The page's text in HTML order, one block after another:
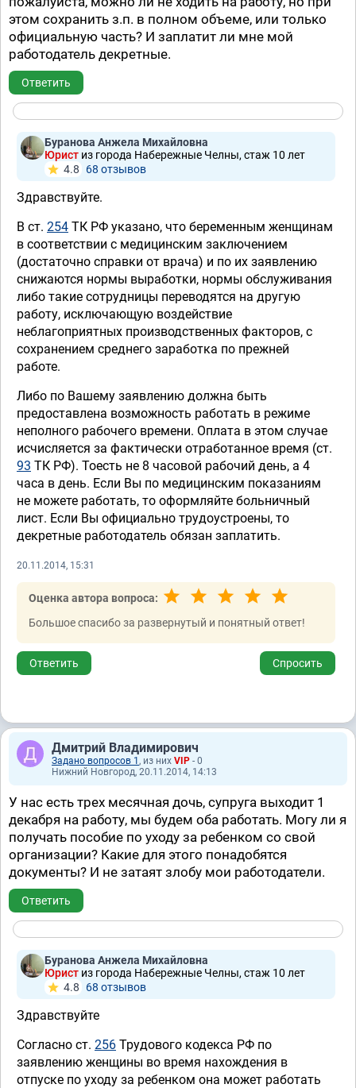
этом сохранить з.п. в полном объеме, или только
официальную часть? И заплатит ли мне мой
работодатель декретные.
Ответить
Буранова Анжела Михайловна
Юрист из города Набережные Челны, стаж 10 лет
4.8
68 отзывов
Здравствуйте.
В ст. 254 ТК РФ указано, что беременным женщинам
в соответствии с медицинским заключением
(достаточно справки от врача) и по их заявлению
снижаются нормы выработки, нормы обслуживания
либо такие сотрудницы переводятся на другую
работу, исключающую воздействие
неблагоприятных производственных факторов, с
сохранением среднего заработка по прежней
работе.
Либо по Вашему заявлению должна быть
предоставлена возможность работать в режиме
неполного рабочего времени. Оплата в этом случае
исчисляется за фактически отработанное время (ст.
93 ТК РФ). Тоесть не 8 часовой рабочий день, а 4
часа в день. Если Вы по медицинским показаниям
не можете работать, то оформляйте больничный
лист. Если Вы официально трудоустроены, то
декретные работодатель обязан заплатить.
20.11.2014, 15:31
Оценка автора вопроса:
Большое спасибо за развернутый и понятный ответ!
Ответить Спросить
Дмитрий Владимирович
Задано вопросов 1 , из них VIP - 0
Нижний Новгород, 20.11.2014, 14:13
У нас есть трех месячная дочь, супруга выходит 1
декабря на работу, мы будем оба работать. Могу ли я
получать пособие по уходу за ребенком со свой
организации? Какие для этого понадобятся
документы? И не затаят злобу мои работодатели.
Ответить
Буранова Анжела Михайловна
Юрист из города Набережные Челны, стаж 10 лет
4.8
68 отзывов
Здравствуйте
Согласно ст. 256 Трудового кодекса РФ по
заявлению женщины во время нахождения в
отпуске по уходу за ребенком она может работать